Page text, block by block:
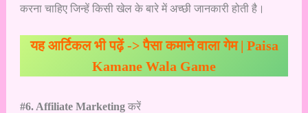
करना चाहिए जिन्हें किसी खेल के बारे में अच्छी जानकारी होती है।
यह आर्टिकल भी पढ़ें ->पैसा कमाने वाला गेम | Paisa
Kamane Wala Game
#6. Affiliate Marketing करें